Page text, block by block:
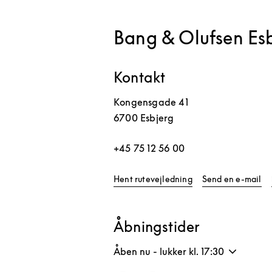
Bang & Olufsen
Kontakt
Kongensgade 41
6700 Esbjerg
+45 75 12 56 00
Hent rutevejledningLink Opens in New
Send en e-mail
Åbningstider
Åben nu - lukker kl. 17:30